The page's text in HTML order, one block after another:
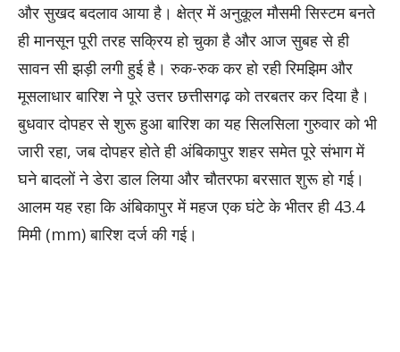
और सुखद बदलाव आया है। क्षेत्र में अनुकूल मौसमी सिस्टम बनते
ही मानसून पूरी तरह सक्रिय हो चुका है और आज सुबह से ही
सावन सी झड़ी लगी हुई है। रुक-रुक कर हो रही रिमझिम और
मूसलाधार बारिश ने पूरे उत्तर छत्तीसगढ़ को तरबतर कर दिया है।
बुधवार दोपहर से शुरू हुआ बारिश का यह सिलसिला गुरुवार को भी
जारी रहा, जब दोपहर होते ही अंबिकापुर शहर समेत पूरे संभाग में
घने बादलों ने डेरा डाल लिया और चौतरफा बरसात शुरू हो गई।
आलम यह रहा कि अंबिकापुर में महज एक घंटे के भीतर ही 43.4
मिमी (mm) बारिश दर्ज की गई।